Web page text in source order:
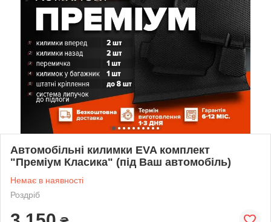
Автомобільні килимки EVA комплект
"Преміум Класика" (під Ваш автомобіль)
Немає в наявності
Роздріб